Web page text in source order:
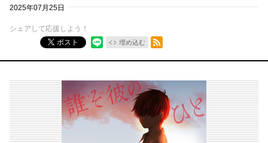
2025年07月25日
シェアして応援しよう！
ポスト
埋め込む
RSSフィード